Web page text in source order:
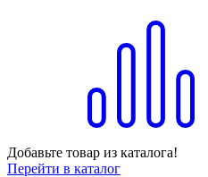
Добавьте товар из каталога!
Перейти в каталог